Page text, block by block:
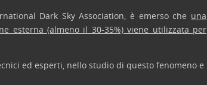
Dark Sky Association, è emerso che una
esterna (almeno il 30-35%) viene utilizzata per
ed esperti, nello studio di questo fenomeno e